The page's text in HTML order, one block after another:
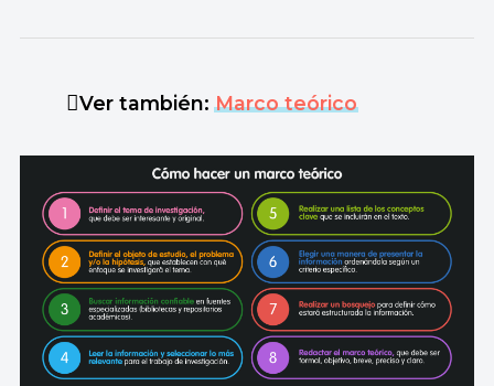
Ver también:Marco teórico